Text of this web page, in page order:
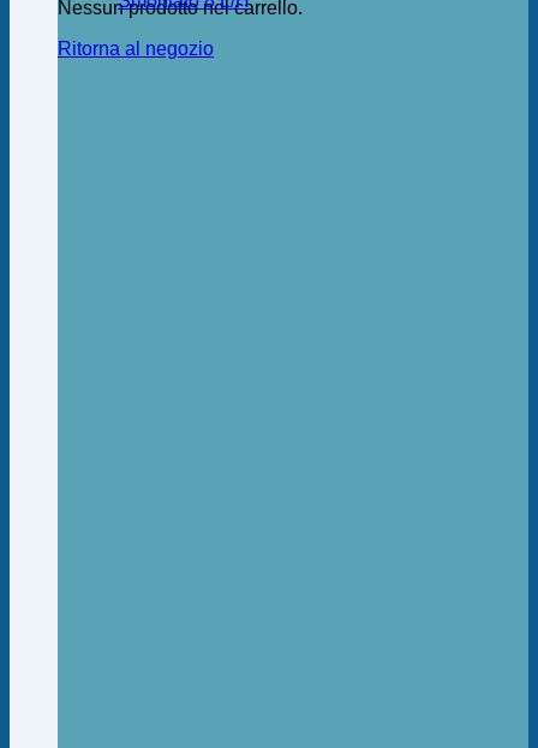
Nessun prodotto nel carrello.
Ritorna al negozio